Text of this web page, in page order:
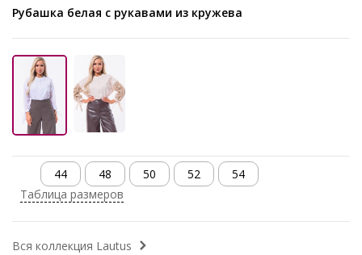
Рубашка белая с рукавами из кружева
44 48 50 52
54
Таблица размеров
Вся коллекция Lautus